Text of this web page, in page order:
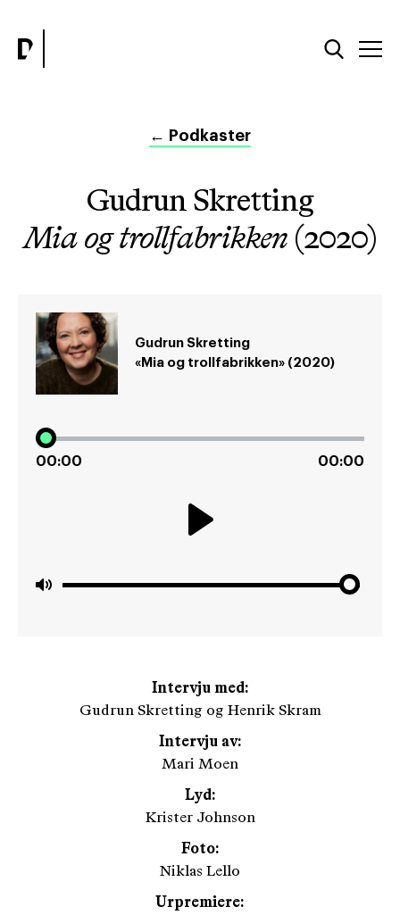
← Podkaster
Gudrun Skretting
Mia og trollfabrikken (2020)
Gudrun Skretting
«Mia og trollfabrikken» (2020)
00:00 00:00
Intervju med:
Gudrun Skretting og Henrik Skram
Intervju av:
Mari Moen
Lyd:
Krister Johnson
Foto:
Niklas Lello
Urpremiere: